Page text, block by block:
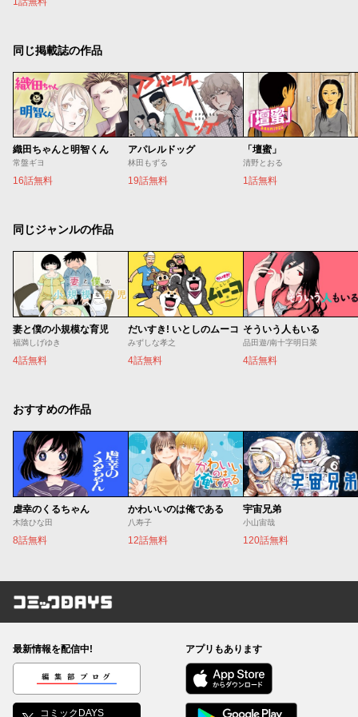
同じ掲載誌の作品
織田ちゃんと明智くん
常盤ギヨ
16話無料
アパレルドッグ
林田もずる
19話無料
「壇蜜」
清野とおる
1話無料
同じジャンルの作品
妻と僕の小規模な育児
福満しげゆき
4話無料
だいすき! いとしのムーコ
みずしな孝之
4話無料
そういう人もいる
品田遊/南十字明日菜
4話無料
おすすめの作品
虐幸のくるちゃん
木陰ひな田
8話無料
かわいいのは俺である
八寿子
12話無料
宇宙兄弟
小山宙哉
120話無料
コミックDAYS
最新情報を配信中!
編集部ブログ
コミックDAYS
アプリもあります